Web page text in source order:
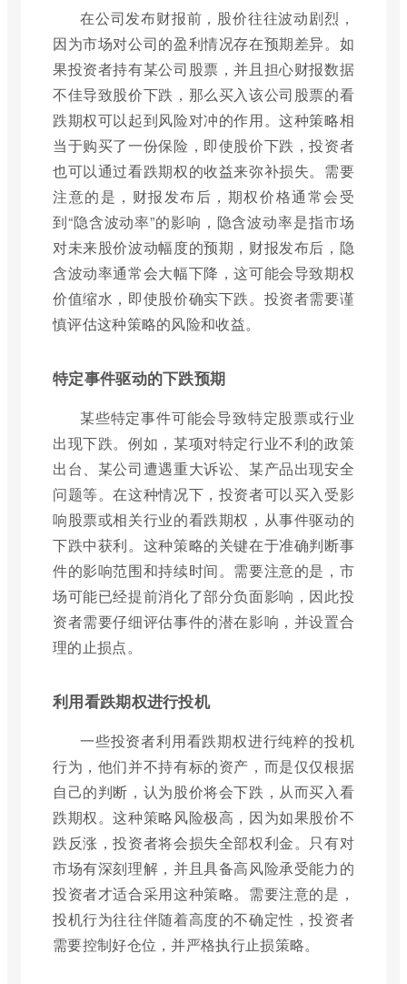
在公司发布财报前，股价往往波动剧烈，
因为市场对公司的盈利情况存在预期差异。如
果投资者持有某公司股票，并且担心财报数据
不佳导致股价下跌，那么买入该公司股票的看
跌期权可以起到风险对冲的作用。这种策略相
当于购买了一份保险，即使股价下跌，投资者
也可以通过看跌期权的收益来弥补损失。需要
注意的是，财报发布后，期权价格通常会受
到“隐含波动率”的影响，隐含波动率是指市场
对未来股价波动幅度的预期，财报发布后，隐
含波动率通常会大幅下降，这可能会导致期权
价值缩水，即使股价确实下跌。投资者需要谨
慎评估这种策略的风险和收益。
特定事件驱动的下跌预期
某些特定事件可能会导致特定股票或行业
出现下跌。例如，某项对特定行业不利的政策
出台、某公司遭遇重大诉讼、某产品出现安全
问题等。在这种情况下，投资者可以买入受影
响股票或相关行业的看跌期权，从事件驱动的
下跌中获利。这种策略的关键在于准确判断事
件的影响范围和持续时间。需要注意的是，市
场可能已经提前消化了部分负面影响，因此投
资者需要仔细评估事件的潜在影响，并设置合
理的止损点。
利用看跌期权进行投机
一些投资者利用看跌期权进行纯粹的投机
行为，他们并不持有标的资产，而是仅仅根据
自己的判断，认为股价将会下跌，从而买入看
跌期权。这种策略风险极高，因为如果股价不
跌反涨，投资者将会损失全部权利金。只有对
市场有深刻理解，并且具备高风险承受能力的
投资者才适合采用这种策略。需要注意的是，
投机行为往往伴随着高度的不确定性，投资者
需要控制好仓位，并严格执行止损策略。